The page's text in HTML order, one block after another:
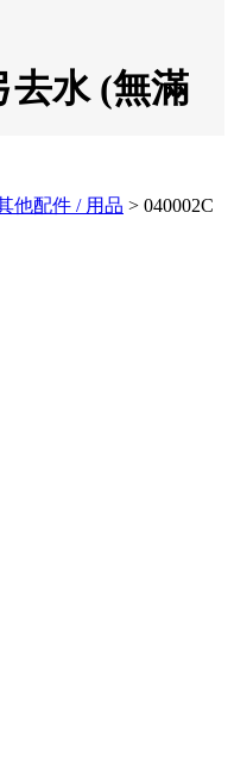
去水 (無滿
他配件 / 用品 > 040002C